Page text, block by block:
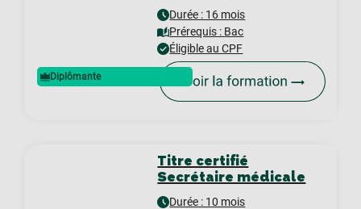
Diplômante
Durée : 16 mois
Prérequis : Bac
Éligible au CPF
Titre certifié
Secrétaire médicale
Durée : 10 mois